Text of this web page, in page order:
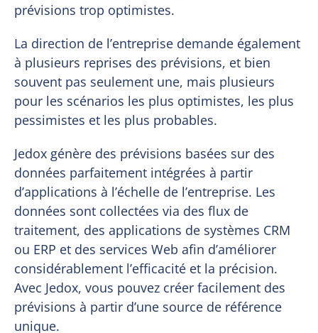
prévisions trop optimistes.
La direction de l’entreprise demande également
à plusieurs reprises des prévisions, et bien
souvent pas seulement une, mais plusieurs
pour les scénarios les plus optimistes, les plus
pessimistes et les plus probables.
Jedox génère des prévisions basées sur des
données parfaitement intégrées à partir
d’applications à l’échelle de l’entreprise. Les
données sont collectées via des flux de
traitement, des applications de systèmes CRM
ou ERP et des services Web afin d’améliorer
considérablement l’efficacité et la précision.
Avec Jedox, vous pouvez créer facilement des
prévisions à partir d’une source de référence
unique.